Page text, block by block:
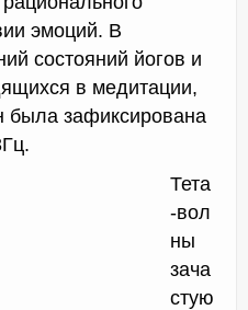
эмоций. В
состояний йогов и
в медитации,
была зафиксирована
Тета
-вол
ны
зача
стую